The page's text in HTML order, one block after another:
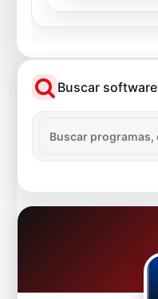
Buscar software